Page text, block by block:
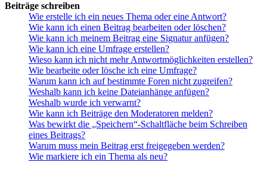
Beiträge schreiben
Wie erstelle ich ein neues Thema oder eine Antwort?
Wie kann ich einen Beitrag bearbeiten oder löschen?
Wie kann ich meinem Beitrag eine Signatur anfügen?
Wie kann ich eine Umfrage erstellen?
Wieso kann ich nicht mehr Antwortmöglichkeiten erstellen?
Wie bearbeite oder lösche ich eine Umfrage?
Warum kann ich auf bestimmte Foren nicht zugreifen?
Weshalb kann ich keine Dateianhänge anfügen?
Weshalb wurde ich verwarnt?
Wie kann ich Beiträge den Moderatoren melden?
Was bewirkt die „Speichern“-Schaltfläche beim Schreiben
eines Beitrags?
Warum muss mein Beitrag erst freigegeben werden?
Wie markiere ich ein Thema als neu?